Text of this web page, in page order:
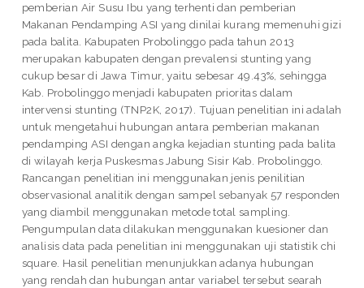
pemberian Air Susu Ibu yang terhenti dan pemberian
Makanan Pendamping ASI yang dinilai kurang memenuhi gizi
pada balita. Kabupaten Probolinggo pada tahun 2013
merupakan kabupaten dengan prevalensi stunting yang
cukup besar di Jawa Timur, yaitu sebesar 49.43%, sehingga
Kab. Probolinggo menjadi kabupaten prioritas dalam
intervensi stunting (TNP2K, 2017). Tujuan penelitian ini adalah
untuk mengetahui hubungan antara pemberian makanan
pendamping ASI dengan angka kejadian stunting pada balita
di wilayah kerja Puskesmas Jabung Sisir Kab. Probolinggo.
Rancangan penelitian ini menggunakan jenis penilitian
observasional analitik dengan sampel sebanyak 57 responden
yang diambil menggunakan metode total sampling.
Pengumpulan data dilakukan menggunakan kuesioner dan
analisis data pada penelitian ini menggunakan uji statistik chi
square. Hasil penelitian menunjukkan adanya hubungan
yang rendah dan hubungan antar variabel tersebut searah